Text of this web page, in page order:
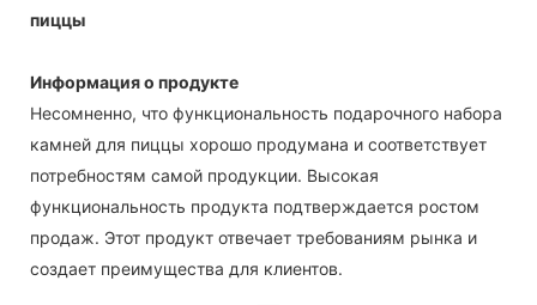
пиццы
Информация о продукте
Несомненно, что функциональность подарочного набора
камней для пиццы хорошо продумана и соответствует
потребностям самой продукции. Высокая
функциональность продукта подтверждается ростом
продаж. Этот продукт отвечает требованиям рынка и
создает преимущества для клиентов.